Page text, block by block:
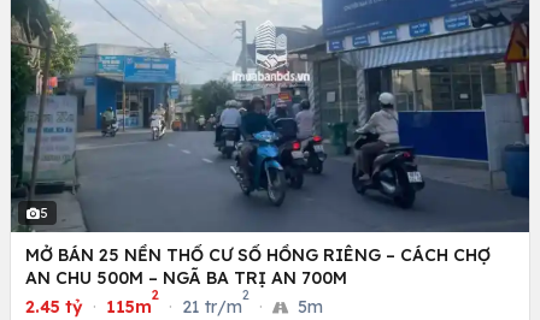
5
MỞ BÁN 25 NỀN THỔ CƯ SỔ HỒNG RIÊNG – CÁCH CHỢ
AN CHU 500M – NGÃ BA TRỊ AN 700M
2.45 tỷ · 115m
2
· 21 tr/m
2
· 5m